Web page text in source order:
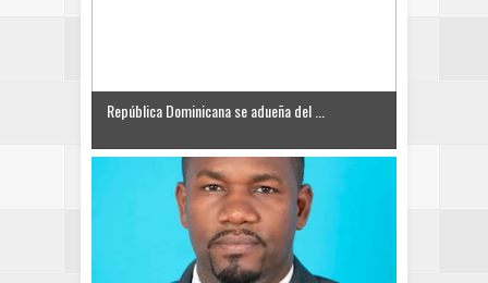
República Dominicana se adueña del ...